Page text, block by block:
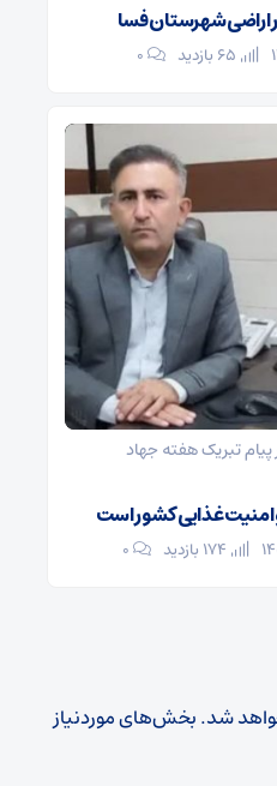
اراضی شهرستان فسا
۰
تبریک هفته جهاد
امنیت غذایی کشور است
۰
شد.بخش‌های موردنیاز